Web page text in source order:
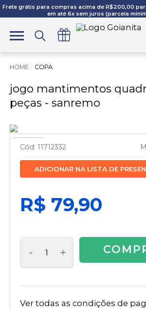
Frete grátis para compras acima de R$200,00
em até 6x sem juros (parcela
COPA
jogo mantimentos
peças - sanremo
11712332
ADICIONAR NA LISTA DE
R$ 79,90
- +
Ver todas as condições de